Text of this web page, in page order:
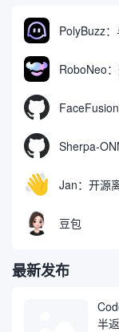
豆包
最新发布
半